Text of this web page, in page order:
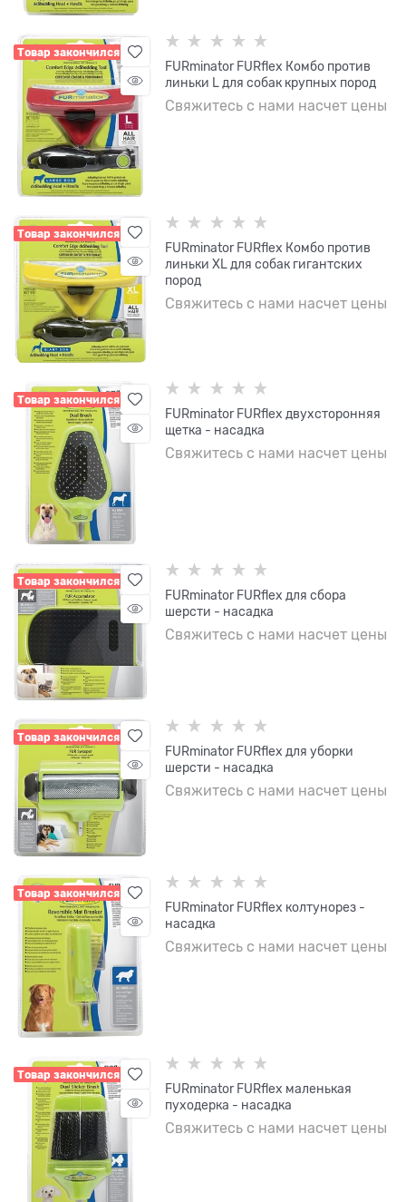
Товар закончился
FURminator FURflex Комбо против
линьки L для собак крупных пород
Свяжитесь с нами насчет цены
Товар закончился
FURminator FURflex Комбо против
линьки XL для собак гигантских
пород
Свяжитесь с нами насчет цены
Товар закончился
FURminator FURflex двухсторонняя
щетка - насадка
Свяжитесь с нами насчет цены
Товар закончился
FURminator FURflex для сбора
шерсти - насадка
Свяжитесь с нами насчет цены
Товар закончился
FURminator FURflex для уборки
шерсти - насадка
Свяжитесь с нами насчет цены
Товар закончился
FURminator FURflex колтунорез -
насадка
Свяжитесь с нами насчет цены
Товар закончился
FURminator FURflex маленькая
пуходерка - насадка
Свяжитесь с нами насчет цены